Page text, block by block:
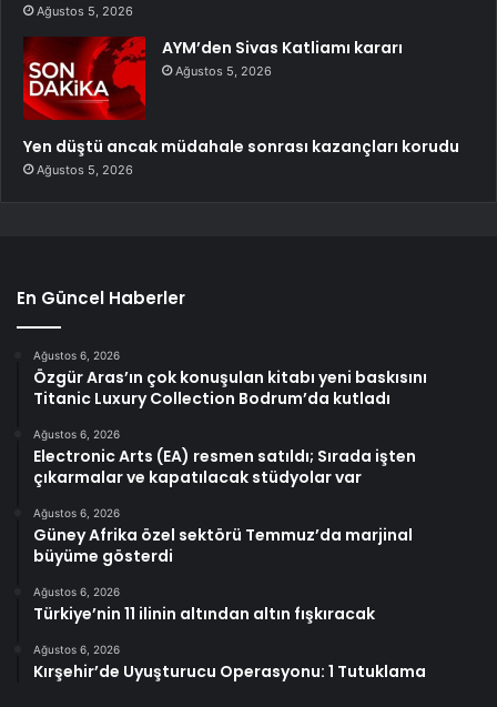
Ağustos 5, 2026
AYM’den Sivas Katliamı kararı
Ağustos 5, 2026
Yen düştü ancak müdahale sonrası kazançları korudu
Ağustos 5, 2026
En Güncel Haberler
Ağustos 6, 2026
Özgür Aras’ın çok konuşulan kitabı yeni baskısını
Titanic Luxury Collection Bodrum’da kutladı
Ağustos 6, 2026
Electronic Arts (EA) resmen satıldı; Sırada işten
çıkarmalar ve kapatılacak stüdyolar var
Ağustos 6, 2026
Güney Afrika özel sektörü Temmuz’da marjinal
büyüme gösterdi
Ağustos 6, 2026
Türkiye’nin 11 ilinin altından altın fışkıracak
Ağustos 6, 2026
Kırşehir’de Uyuşturucu Operasyonu: 1 Tutuklama